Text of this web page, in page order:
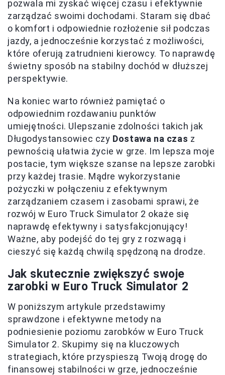
pozwala mi zyskać więcej czasu i efektywnie
zarządzać swoimi dochodami. Staram się dbać
o komfort i odpowiednie rozłożenie sił podczas
jazdy, a jednocześnie korzystać z możliwości,
które oferują zatrudnieni kierowcy. To naprawdę
świetny sposób na stabilny dochód w dłuższej
perspektywie.
Na koniec warto również pamiętać o
odpowiednim rozdawaniu punktów
umiejętności. Ulepszanie zdolności takich jak
Długodystansowiec czy Dostawa na czas z
pewnością ułatwia życie w grze. Im lepsza moje
postacie, tym większe szanse na lepsze zarobki
przy każdej trasie. Mądre wykorzystanie
pożyczki w połączeniu z efektywnym
zarządzaniem czasem i zasobami sprawi, że
rozwój w Euro Truck Simulator 2 okaże się
naprawdę efektywny i satysfakcjonujący!
Ważne, aby podejść do tej gry z rozwagą i
cieszyć się każdą chwilą spędzoną na drodze.
Jak skutecznie zwiększyć swoje
zarobki w Euro Truck Simulator 2
W poniższym artykule przedstawimy
sprawdzone i efektywne metody na
podniesienie poziomu zarobków w Euro Truck
Simulator 2. Skupimy się na kluczowych
strategiach, które przyspieszą Twoją drogę do
finansowej stabilności w grze, jednocześnie